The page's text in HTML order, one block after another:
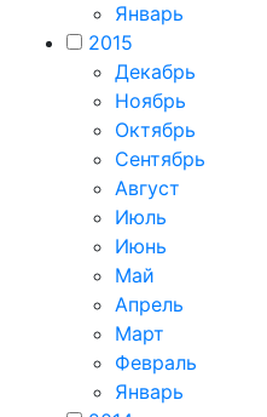
Январь
2015
Декабрь
Ноябрь
Октябрь
Сентябрь
Август
Июль
Июнь
Май
Апрель
Март
Февраль
Январь